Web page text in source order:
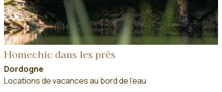
Homechic dans les prés
Dordogne
Locations de vacances au bord de l'eau